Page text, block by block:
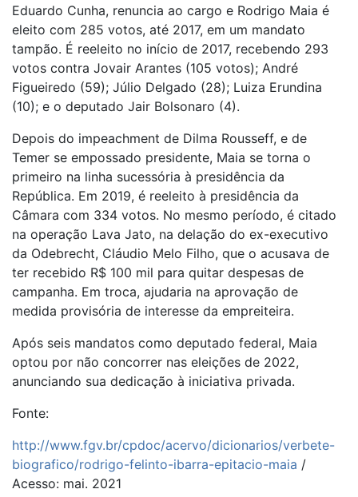
Eduardo Cunha, renuncia ao cargo e Rodrigo Maia é
eleito com 285 votos, até 2017, em um mandato
tampão. É reeleito no início de 2017, recebendo 293
votos contra Jovair Arantes (105 votos); André
Figueiredo (59); Júlio Delgado (28); Luiza Erundina
(10); e o deputado Jair Bolsonaro (4).
Depois do impeachment de Dilma Rousseff, e de
Temer se empossado presidente, Maia se torna o
primeiro na linha sucessória à presidência da
República. Em 2019, é reeleito à presidência da
Câmara com 334 votos. No mesmo período, é citado
na operação Lava Jato, na delação do ex-executivo
da Odebrecht, Cláudio Melo Filho, que o acusava de
ter recebido R$ 100 mil para quitar despesas de
campanha. Em troca, ajudaria na aprovação de
medida provisória de interesse da empreiteira.
Após seis mandatos como deputado federal, Maia
optou por não concorrer nas eleições de 2022,
anunciando sua dedicação à iniciativa privada.
Fonte:
http://www.fgv.br/cpdoc/acervo/dicionarios/verbete-
biografico/rodrigo-felinto-ibarra-epitacio-maia /
Acesso: mai. 2021